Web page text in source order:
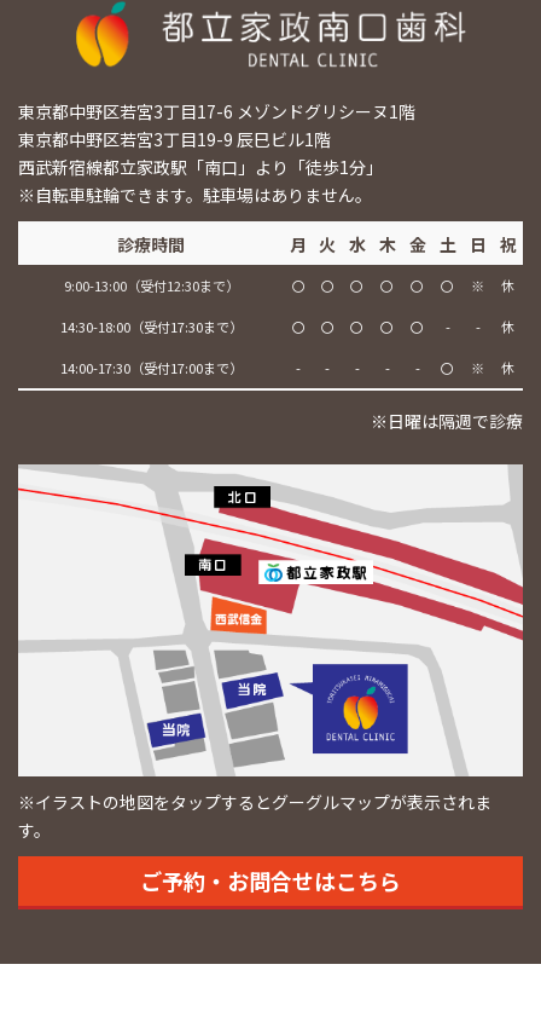
東京都中野区若宮3丁目17-6 メゾンドグリシーヌ1階
東京都中野区若宮3丁目19-9 辰巳ビル1階
西武新宿線都立家政駅「南口」より「徒歩1分」
※自転車駐輪できます。駐車場はありません。
診療時間 月 火 水 木 金 土 日 祝
9:00-13:00（受付12:30まで） 〇 〇 〇 〇 〇 〇 ※ 休
14:30-18:00（受付17:30まで） 〇 〇 〇 〇 〇 - - 休
14:00-17:30（受付17:00まで） - - - - - 〇 ※ 休
※日曜は隔週で診療
※イラストの地図をタップするとグーグルマップが表示されま
す。
ご予約・お問合せはこちら